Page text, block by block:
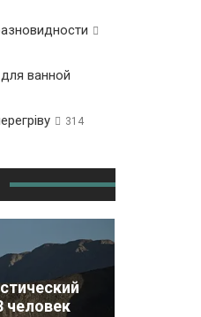
ванной
314
человек